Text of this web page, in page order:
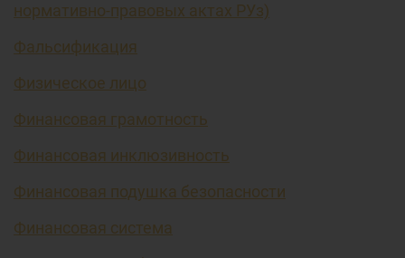
нормативно-правовых актах РУз)
Фальсификация
Физическое лицо
Финансовая грамотность
Финансовая инклюзивность
Финансовая подушка безопасности
Финансовая система